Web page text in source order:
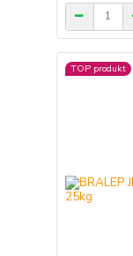
TOP produkt